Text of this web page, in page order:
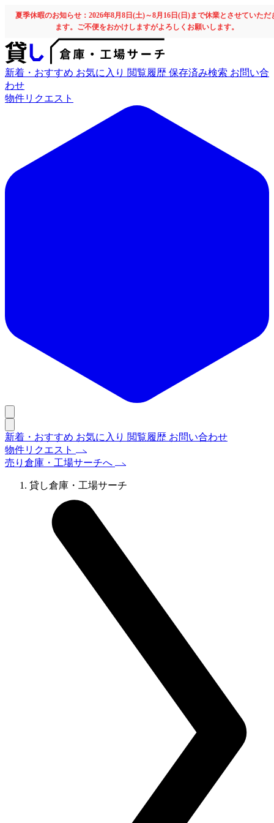
夏季休暇のお知らせ：2026年8月8日(土)～8月16日(日)まで休業とさせていただ
ます。ご不便をおかけしますがよろしくお願いします。
新着・おすすめ お気に入り 閲覧履歴 保存済み検索 お問い合
わせ
物件リクエスト
新着・おすすめ お気に入り 閲覧履歴 お問い合わせ
物件リクエスト
売り倉庫・工場サーチへ
貸し倉庫・工場サーチ